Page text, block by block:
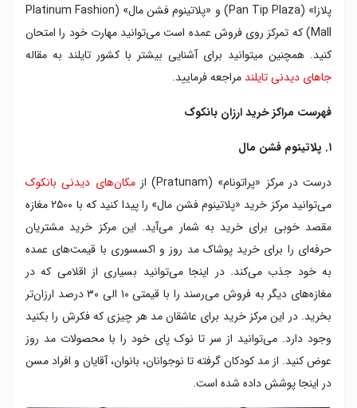
پلازا» (Pan Tip Plaza) و «پلاتینوم فشن مال» (Platinum Fashion
Mall) که تمرکز روی فروش عمده است می‌توانید مهارت خود را امتحان
کنید. همچنین میتوانید برای آشنایی بیشتر با کشور تایلند به مقاله
جاهای دیدنی تایلند مراجعه فرمایید.
فهرست مراکز خرید ارزان بانکوک
۱. پلاتینوم فشن مال
درست در مرکز «پراتونام» (Pratunam) از
مکان‌های دیدنی بانکوک
می‌توانید مرکز خرید «پلاتینوم فشن مال» را پیدا کنید که با ۲۵۰۰ مغازه
مقصد خوبی برای خرید به شمار می‌آید. این مرکز خرید مشتریان
حرفه‌ای را برای خرید پوشاک مد روز و اکسسوری با قیمت‌های عمده
به خود جذب می‌کند. در اینجا می‌توانید بسیاری از اقلامی که در
مغازه‌های دیگر به فروش می‌رسند را با قیمتی ۱۰ الی ۳۰ درصد ارزان‌تر
بخرید. در این مرکز خرید برای عاشقان مد هر چیزی که فکرش را بکنید
وجود دارد. می‌توانید از سر تا نوک پای خود را با محصولات مد روز
عوض کنید. از مد کودکان گرفته تا نوجوانان، بانوان، آقایان و افراد مسن
در اینجا پوشش داده شده است.